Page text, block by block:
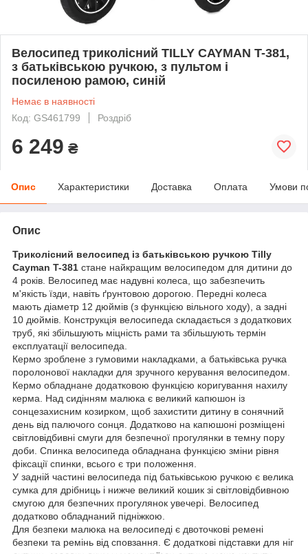
Велосипед триколісний TILLY CAYMAN T-381,
з батьківською ручкою, з пультом і
посиленою рамою, синій
Немає в наявності
Код: GS461799
Роздріб
6 249 ₴
Опис Характеристики Доставка Оплата Умови
Опис
Триколісний велосипед із батьківською ручкою Tilly
Cayman T-381 стане найкращим велосипедом для дитини до
4 років. Велосипед має надувні колеса, що забезпечить
м'якість їзди, навіть ґрунтовою дорогою. Передні колеса
мають діаметр 12 дюймів (з функцією вільного ходу), а задні
10 дюймів. Конструкція велосипеда складається з додаткових
труб, які збільшують міцність рами та збільшують термін
експлуатації велосипеда.
Кермо зроблене з гумовими накладками, а батьківська ручка
поролонової накладки для зручного керування велосипедом.
Кермо обладнане додатковою функцією коригування нахилу
керма. Над сидінням малюка є великий капюшон із
сонцезахисним козирком, щоб захистити дитину в сонячний
день від палючого сонця. Додатково на капюшоні розміщені
світловідбивні смуги для безпечної прогулянки в темну пору
доби. Спинка велосипеда обладнана функцією зміни рівня
фіксації спинки, всього є три положення.
У задній частині велосипеда під батьківською ручкою є велика
сумка для дрібниць і нижче великий кошик зі світловідбивною
смугою для безпечних прогулянок увечері. Велосипед
додатково обладнаний підніжкою.
Для безпеки малюка на велосипеді є двоточкові ремені
безпеки та ремінь від сповзання. Є додаткові підставки для ніг